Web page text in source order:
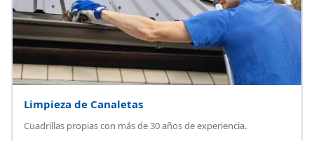
Limpieza de Canaletas
Cuadrillas propias con más de 30 años de experiencia.